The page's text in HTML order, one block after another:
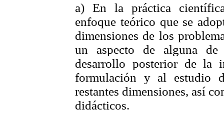
a) En la práctica
enfoque teórico que se
dimensiones de los
un aspecto de alguna
desarrollo posterior de la
formulación y al estudio
restantes dimensiones, así
didácticos.